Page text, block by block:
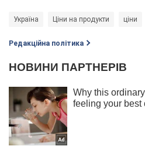
Україна Ціни на продукти ціни
Редакційна політика